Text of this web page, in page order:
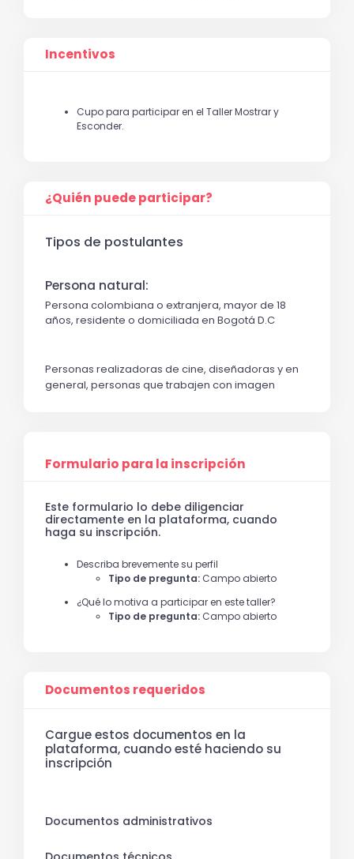
Incentivos
Cupo para participar en el Taller Mostrar y
Esconder.
¿Quién puede participar?
Tipos de postulantes
Persona natural:
Persona colombiana o extranjera, mayor de 18
años, residente o domiciliada en Bogotá D.C
Personas realizadoras de cine, diseñadoras y en
general, personas que trabajen con imagen
Formulario para la inscripción
Este formulario lo debe diligenciar
directamente en la plataforma, cuando
haga su inscripción.
Describa brevemente su perfil
Tipo de pregunta: Campo abierto
¿Qué lo motiva a participar en este taller?
Tipo de pregunta: Campo abierto
Documentos requeridos
Cargue estos documentos en la
plataforma, cuando esté haciendo su
inscripción
Documentos administrativos